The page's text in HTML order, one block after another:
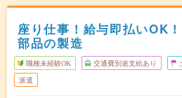
座り仕事！給与即払いOK
部品の製造
職種未経験OK 交通費別途支給あり
派遣